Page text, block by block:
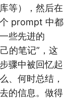
等），然后在
prompt 中都
些先进的
的笔记”，这
骤中被回忆起
、何时总结，
的信息。做得